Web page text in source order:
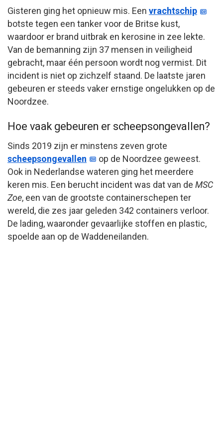
Gisteren ging het opnieuw mis. Een vrachtschip
botste tegen een tanker voor de Britse kust,
waardoor er brand uitbrak en kerosine in zee lekte.
Van de bemanning zijn 37 mensen in veiligheid
gebracht, maar één persoon wordt nog vermist. Dit
incident is niet op zichzelf staand. De laatste jaren
gebeuren er steeds vaker ernstige ongelukken op de
Noordzee.
Hoe vaak gebeuren er scheepsongevallen?
Sinds 2019 zijn er minstens zeven grote
scheepsongevallen
op de Noordzee geweest.
Ook in Nederlandse wateren ging het meerdere
keren mis. Een berucht incident was dat van de MSC
Zoe, een van de grootste containerschepen ter
wereld, die zes jaar geleden 342 containers verloor.
De lading, waaronder gevaarlijke stoffen en plastic,
spoelde aan op de Waddeneilanden.